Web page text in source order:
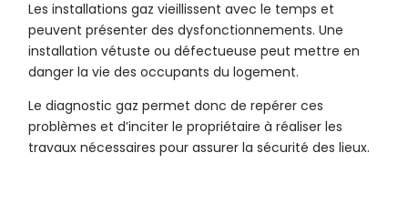
Les installations gaz vieillissent avec le temps et
peuvent présenter des dysfonctionnements. Une
installation vétuste ou défectueuse peut mettre en
danger la vie des occupants du logement.
Le diagnostic gaz permet donc de repérer ces
problèmes et d’inciter le propriétaire à réaliser les
travaux nécessaires pour assurer la sécurité des lieux.